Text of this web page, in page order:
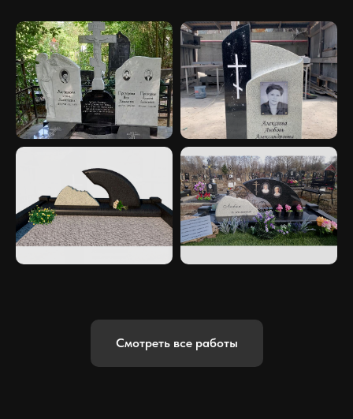
Смотреть все работы